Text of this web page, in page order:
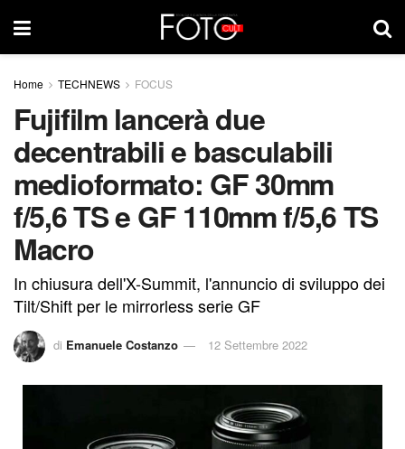
Home TECHNEWS FOCUS
Fujifilm lancerà due
decentrabili e basculabili
medioformato: GF 30mm
f/5,6 TS e GF 110mm f/5,6 TS
Macro
In chiusura dell'X-Summit, l'annuncio di sviluppo dei
Tilt/Shift per le mirrorless serie GF
di Emanuele Costanzo 12 Settembre 2022